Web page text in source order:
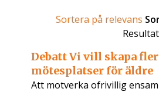
Sortera på relevans
Resultat
Debatt Vi vill skapa fler
mötesplatser för äldre
Att motverka ofrivillig